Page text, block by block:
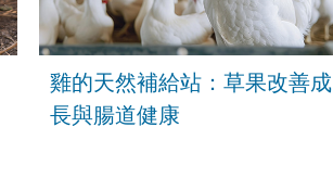
雞的天然補給站：草果改善成
長與腸道健康